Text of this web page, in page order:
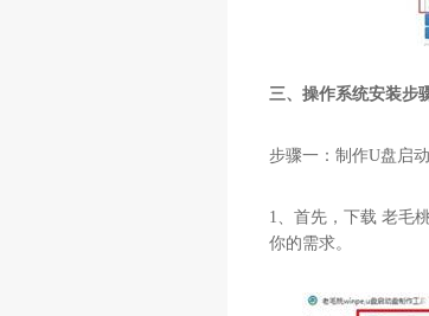
三、操作系统安装步
步骤一：制作U盘启
1、首先，下载 老毛
你的需求。